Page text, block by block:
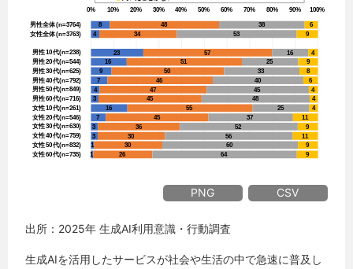
PNG CSV
出所：2025年 生成AI利用意識・行動調査
生成AIを活用したサービスが社会や生活の中で急速に普及し